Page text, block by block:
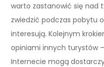
warto zastanowić się nad
zwiedzić podczas pobytu
interesują. Kolejnym
opiniami innych turystów
Internecie mogą